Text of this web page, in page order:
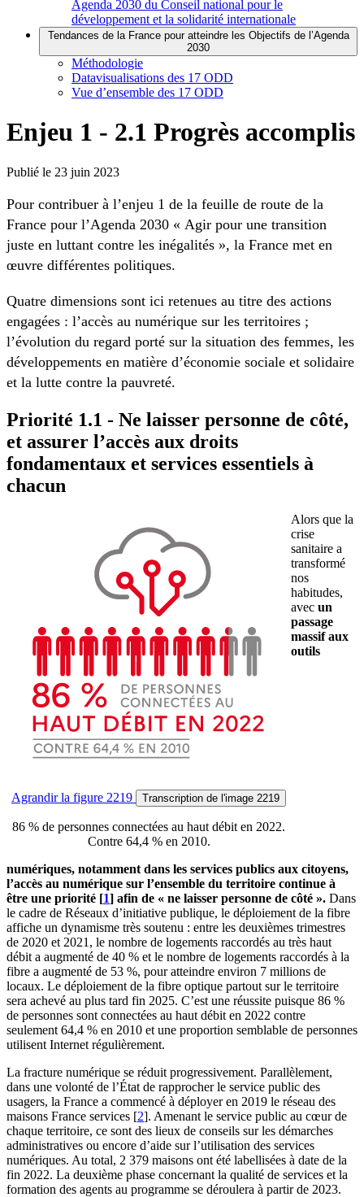
Agenda 2030 du Conseil national pour le
développement et la solidarité internationale
Tendances de la France pour atteindre les Objectifs de l’Agenda
2030
Méthodologie
Datavisualisations des 17 ODD
Vue d’ensemble des 17 ODD
Enjeu 1 - 2.1 Progrès accomplis
Publié le 23 juin 2023
Pour contribuer à l’enjeu 1 de la feuille de route de la
France pour l’Agenda 2030 « Agir pour une transition
juste en luttant contre les inégalités », la France met en
œuvre différentes politiques.
Quatre dimensions sont ici retenues au titre des actions
engagées : l’accès au numérique sur les territoires ;
l’évolution du regard porté sur la situation des femmes, les
développements en matière d’économie sociale et solidaire
et la lutte contre la pauvreté.
Priorité 1.1 - Ne laisser personne de côté,
et assurer l’accès aux droits
fondamentaux et services essentiels à
chacun
Agrandirla figure 2219 Transcription de l'image 2219
86 % de personnes connectées au haut débit en 2022.
Contre 64,4 % en 2010.
Alors que la
crise
sanitaire a
transformé
nos
habitudes,
avec un
passage
massif aux
outils
numériques, notamment dans les services publics aux citoyens,
l’accès au numérique sur l’ensemble du territoire continue à
être une priorité [1] afin de « ne laisser personne de côté ». Dans
le cadre de Réseaux d’initiative publique, le déploiement de la fibre
affiche un dynamisme très soutenu : entre les deuxièmes trimestres
de 2020 et 2021, le nombre de logements raccordés au très haut
débit a augmenté de 40 % et le nombre de logements raccordés à la
fibre a augmenté de 53 %, pour atteindre environ 7 millions de
locaux. Le déploiement de la fibre optique partout sur le territoire
sera achevé au plus tard fin 2025. C’est une réussite puisque 86 %
de personnes sont connectées au haut débit en 2022 contre
seulement 64,4 % en 2010 et une proportion semblable de personnes
utilisent Internet régulièrement.
La fracture numérique se réduit progressivement. Parallèlement,
dans une volonté de l’État de rapprocher le service public des
usagers, la France a commencé à déployer en 2019 le réseau des
maisons France services [2]. Amenant le service public au cœur de
chaque territoire, ce sont des lieux de conseils sur les démarches
administratives ou encore d’aide sur l’utilisation des services
numériques. Au total, 2 379 maisons ont été labellisées à date de la
fin 2022. La deuxième phase concernant la qualité de services et la
formation des agents au programme se déroulera à partir de 2023.